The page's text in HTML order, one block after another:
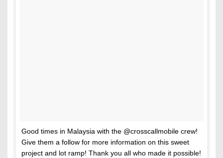
Good times in Malaysia with the @crosscallmobile crew!
Give them a follow for more information on this sweet
project and lot ramp! Thank you all who made it possible!